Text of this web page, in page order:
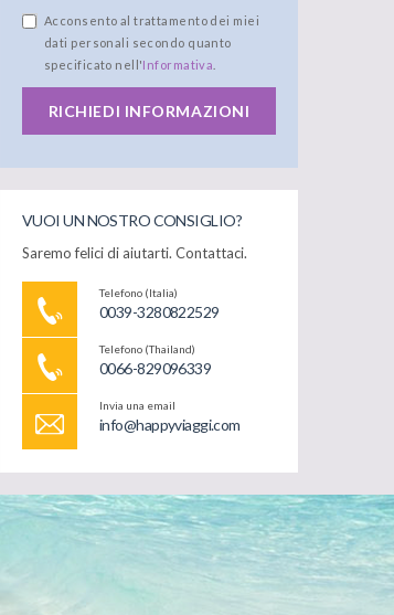
Acconsento al trattamento dei miei
dati personali secondo quanto
specificato nell'Informativa
RICHIEDI INFORMAZIONI
VUOI UN NOSTRO CONSIGLIO?
Saremo felici di aiutarti. Contattaci.
Telefono (Italia)
0039-3280822529
Telefono (Thailand)
0066-829096339
Invia una email
info@happyviaggi.com